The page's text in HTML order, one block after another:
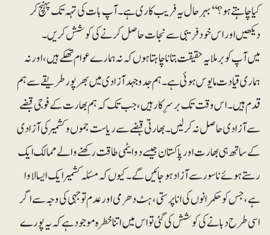
کیا چاہتے ہو؟‘‘ بہر حال یہ فریب کاری ہے۔ آپ بات کی تہہ تک پہنچ کر
دیکھیں اور اس خودفریبی سے نجات حاصل کرنے کی کوشش کریں۔
میں آپ کو برملا یہ حقیقت بتانا چاہتا ہوں کہ نہ ہمارے عوام تھکے ہیں، اور نہ
ہماری قیادت مایوس ہوئی ہے۔ ہم جدوجہد آزادی میں بھرپور طریقے سے ہم
قدم ہیں ۔ اس وقت تک برسرِکار ہیں، جب تک کہ ہم بھارت کے فوجی قبضے
سے آزادی حاصل نہ کرلیں۔ بھارتی قبضے سے ریاست جموں و کشمیر کی آزادی
کے ساتھ ہی بھارت اور پاکستان جیسے دو ایٹمی طاقت رکھنے والے ممالک ایک
رستے ہوئے ناسور سے آزاد ہوجائیں گے۔ کیوں کہ مسئلہ کشمیر ایک ایسا لاوا
ہے، جس کو حکمرانوں کی اناپرستی، ہٹ دھرمی اور عدم توجہی کی وجہ سے اگر
اسی طرح دبانے کی کوشش کی گئی تو اس میں اتنا خطرہ موجود ہے کہ یہ پورے